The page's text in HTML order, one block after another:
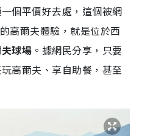
個平價好去處，這個被網
高爾夫體驗，就是位於西
球場 。據網民分享，只要
高爾夫、享自助餐，甚至